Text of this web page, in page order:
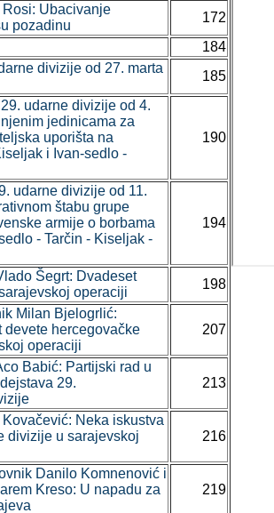
Ubacivanje
pozadinu
172
184
divizije od 27. marta
185
udarne divizije od 4.
jedinicama za
uporišta na
i Ivan-sedlo -
190
udarne divizije od 11.
štabu grupe
armije o borbama
- Tarčin - Kiseljak -
194
Šegrt: Dvadeset
operaciji
198
Milan Bjelogrlić:
devete hercegovačke
operaciji
207
Babić: Partijski rad u
29.
213
Neka iskustva
divizije u sarajevskoj
216
Danilo Komnenović i
Kreso: U napadu za
219